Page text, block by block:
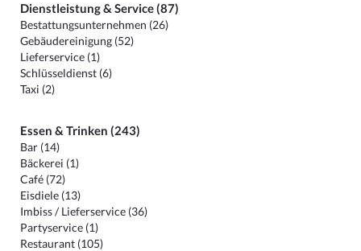
Dienstleistung & Service (87)
Bestattungsunternehmen (26)
Gebäudereinigung (52)
Lieferservice (1)
Schlüsseldienst (6)
Taxi (2)
Essen & Trinken (243)
Bar (14)
Bäckerei (1)
Café (72)
Eisdiele (13)
Imbiss / Lieferservice (36)
Partyservice (1)
Restaurant (105)